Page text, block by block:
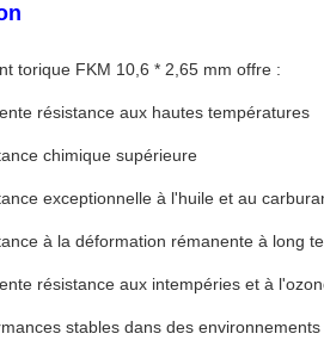
torique FKM 10,6 * 2,65 mm offre :
résistance aux hautes températures
chimique supérieure
exceptionnelle à l'huile et au
à la déformation rémanente à long
résistance aux intempéries et à
stables dans des environnements